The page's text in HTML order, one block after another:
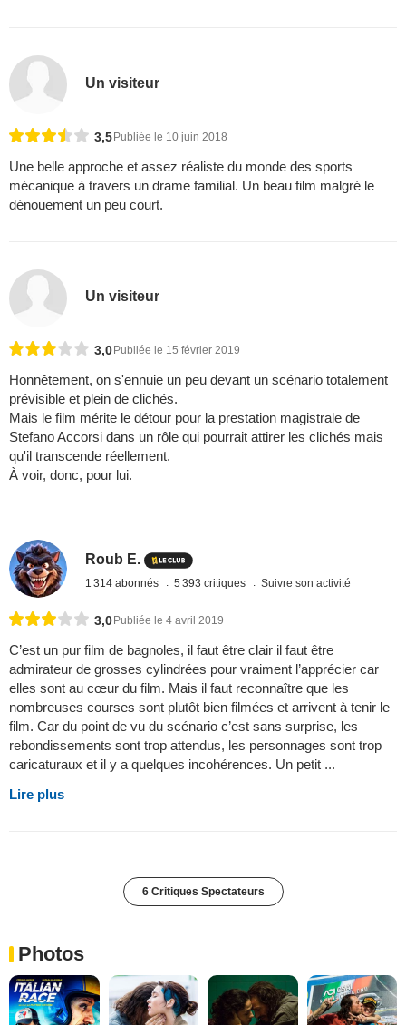
Un visiteur
3,5Publiée le 10 juin 2018
Une belle approche et assez réaliste du monde des sports
mécanique à travers un drame familial. Un beau film malgré le
dénouement un peu court.
Un visiteur
3,0Publiée le 15 février 2019
Honnêtement, on s'ennuie un peu devant un scénario totalement
prévisible et plein de clichés.
Mais le film mérite le détour pour la prestation magistrale de
Stefano Accorsi dans un rôle qui pourrait attirer les clichés mais
qu'il transcende réellement.
À voir, donc, pour lui.
Roub E.
1 314 abonnés 5 393 critiques Suivre son activité
3,0 Publiée le 4 avril 2019
C’est un pur film de bagnoles, il faut être clair il faut être
admirateur de grosses cylindrées pour vraiment l’apprécier car
elles sont au cœur du film. Mais il faut reconnaître que les
nombreuses courses sont plutôt bien filmées et arrivent à tenir le
film. Car du point de vu du scénario c’est sans surprise, les
rebondissements sont trop attendus, les personnages sont trop
caricaturaux et il y a quelques incohérences. Un petit ...
Lire plus
6 Critiques Spectateurs
Photos